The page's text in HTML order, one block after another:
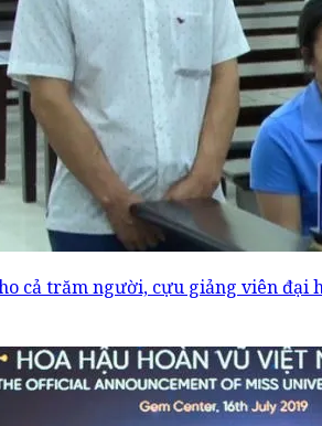
cả trăm người, cựu giảng viên đại